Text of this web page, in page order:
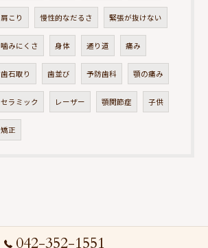
肩こり 慢性的なだるさ 緊張が抜けない
噛みにくさ 身体 通り道 痛み
歯石取り 歯並び 予防歯科 顎の痛み
セラミック レーザー 顎関節症 子供
矯正
042-352-1551